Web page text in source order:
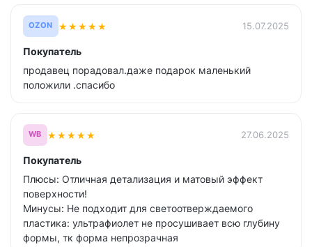
OZON ★★★★★ 15.07.2025
Покупатель
продавец порадовал.даже подарок маленький
положили .спасибо
WB ★★★★★ 27.06.2025
Покупатель
Плюсы: Отличная детализация и матовый эффект
поверхности!
Минусы: Не подходит для светоотверждаемого
пластика: ультрафиолет не просушивает всю глубину
формы, тк форма непрозрачная